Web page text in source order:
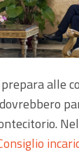
alle